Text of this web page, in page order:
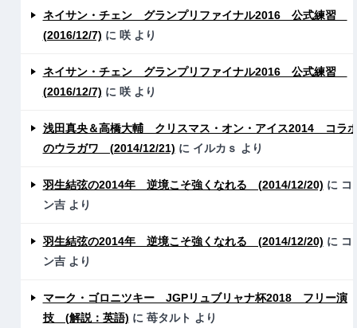
ネイサン・チェン グランプリファイナル2016 公式練習
(2016/12/7) に 咲より
ネイサン・チェン グランプリファイナル2016 公式練習
(2016/12/7) に 咲より
浅田真央＆高橋大輔 クリスマス・オン・アイス2014 コラ
のウラガワ (2014/12/21) に イルカｓ より
羽生結弦の2014年 逆境こそ強くなれる (2014/12/20) に コ
ン吉より
羽生結弦の2014年 逆境こそ強くなれる (2014/12/20) に コ
ン吉より
マーク・ゴロニツキー JGPリュブリャナ杯2018 フリー演
技 (解説：英語) に 苺タルト より